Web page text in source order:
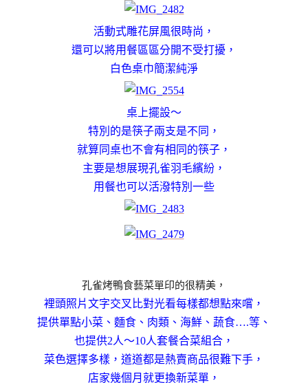
活動式雕花屏風很時尚，
還可以將用餐區區分開不受打擾，
白色桌巾簡潔純淨
桌上擺設～
特別的是筷子兩支是不同，
就算同桌也不會有相同的筷子，
主要是想展現孔雀羽毛繽紛，
用餐也可以活潑特別一些
孔雀烤鴨食藝菜單印的很精美，
裡頭照片文字交叉比對光看每樣都想點來嚐，
提供單點小菜、麵食、肉類、海鮮、蔬食….等、
也提供2人～10人套餐合菜組合，
菜色選擇多樣，道道都是熱賣商品很難下手，
店家幾個月就更換新菜單，